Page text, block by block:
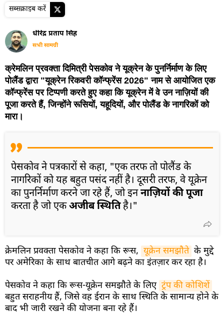
सब्सक्राइब करें
धीरेंद्र प्रताप सिंह
सभी सामग्री
क्रेमलिन प्रवक्ता दिमित्री पेसकोव ने यूक्रेन के पुनर्निर्माण के लिए
पोलैंड द्वारा "यूक्रेन रिकवरी कॉन्फ्रेंस 2026" नाम से आयोजित एक
कॉन्फ्रेंस पर टिप्पणी करते हुए कहा कि यूक्रेन में वे उन नाज़ियों की
पूजा करते हैं, जिन्होंने रूसियों, यहूदियों, और पोलैंड के नागरिकों को
मारा।
पेसकोव ने पत्रकारों से कहा, "एक तरफ तो पोलैंड के
नागरिकों को यह बहुत पसंद नहीं है। दूसरी तरफ, वे यूक्रेन
का पुनर्निर्माण करने जा रहे हैं, जो इननाज़ियों की पूजा
करता है जो एकअजीब स्थितिहै।"
क्रेमलिन प्रवक्ता पेसकोव ने कहा कि रूस, यूक्रेन समझौते के मुद्दे
पर अमेरिका के साथ बातचीत आगे बढ़ने का इंतज़ार कर रहा है।
पेसकोव ने कहा कि रूस-यूक्रेन समझौते के लिए ट्रंप की कोशिशें
बहुत सराहनीय हैं, जिसे वह ईरान के साथ स्थिति के सामान्य होने के
बाद भी जारी रखने की योजना बना रहे हैं।